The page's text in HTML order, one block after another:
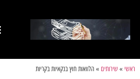
ראשי »שירותים » הלוואות חוץ בנקאיות בקריות